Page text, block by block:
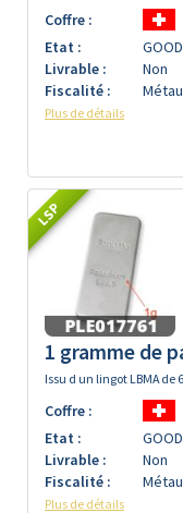
Coffre :
Etat :
Livrable :
Non
Fiscalité :
Plus de détails
LSP
1 gramme de
Issu d un lingot LBMA de
Coffre :
Etat :
Livrable :
Non
Fiscalité :
Plus de détails